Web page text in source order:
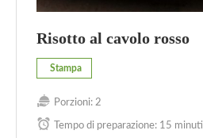
Risotto al cavolo rosso
Stampa
Porzioni: 2
Tempo di preparazione: 15 minuti